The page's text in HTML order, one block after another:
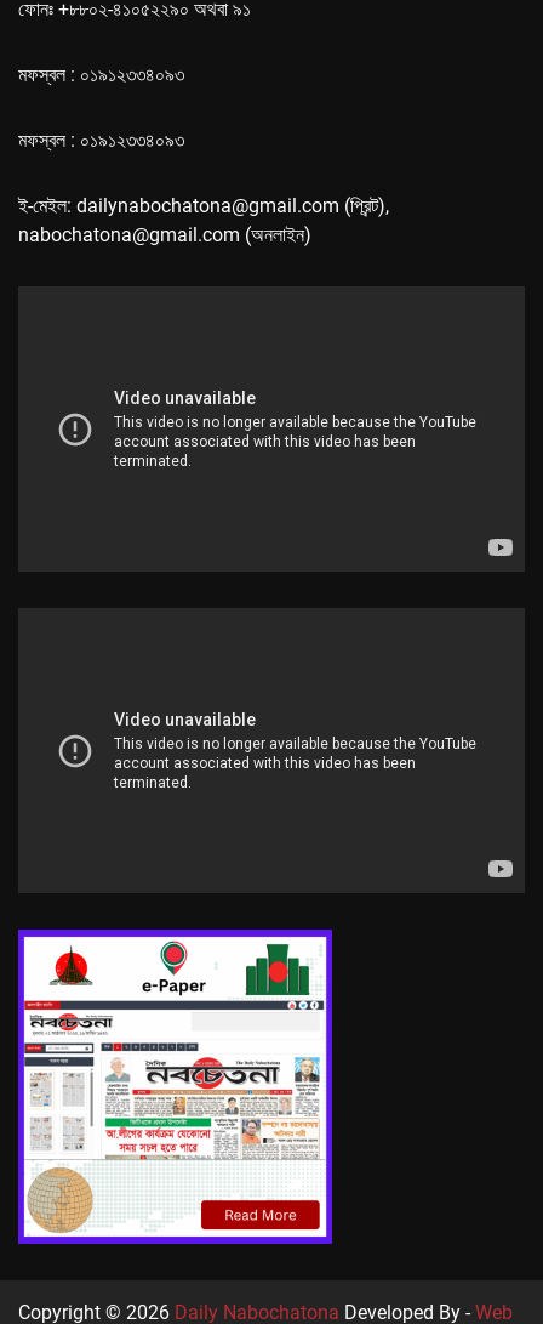
ফোনঃ +৮৮০২-৪১০৫২২৯০ অথবা ৯১
মফস্বল : ০১৯১২৩৩৪০৯৩
মফস্বল : ০১৯১২৩৩৪০৯৩
ই-মেইল: dailynabochatona@gmail.com (প্রিন্ট),
nabochatona@gmail.com (অনলাইন)
Copyright © 2026 Daily Nabochatona Developed By -Web